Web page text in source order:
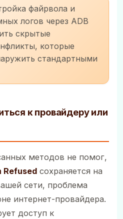
файрвола и
логов через ADB
скрытые
которые
стандартными
к провайдеру или
методов не помог,
Refused сохраняется на
сети, проблема
интернет-провайдера.
доступ к